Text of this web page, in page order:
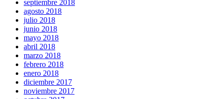
septiembre 2018
agosto 2018
julio 2018
junio 2018
mayo 2018
abril 2018
marzo 2018
febrero 2018
enero 2018
diciembre 2017
noviembre 2017